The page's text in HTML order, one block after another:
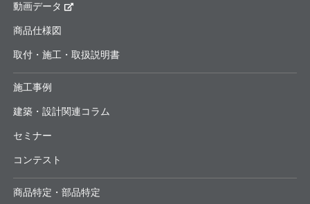
動画データ
商品仕様図
取付・施工・取扱説明書
施工事例
建築・設計関連コラム
セミナー
コンテスト
商品特定・部品特定